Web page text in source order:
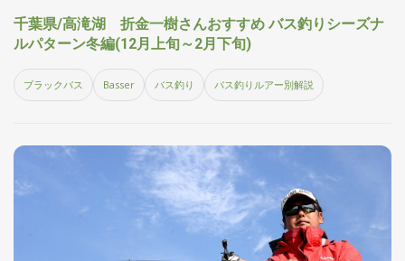
千葉県/高滝湖 折金一樹さんおすすめ バス釣りシーズナ
ルパターン冬編(12月上旬～2月下旬)
ブラックバス Basser バス釣り バス釣りルアー別解説